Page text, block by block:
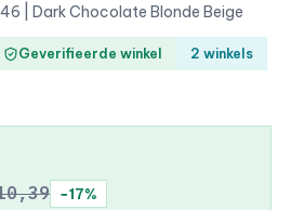
| Dark Chocolate Blonde Beige
Geverifieerde winkel
2 winkels
−17%